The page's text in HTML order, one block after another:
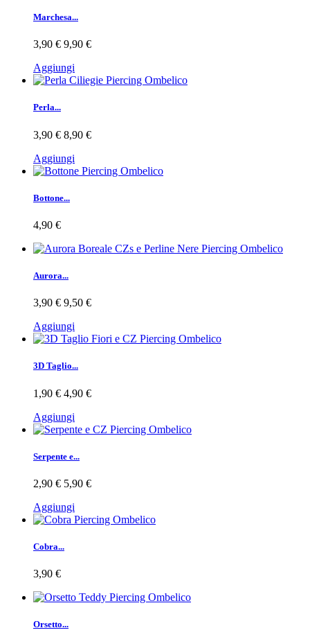
Marchesa...
3,90 € 9,90 €
Aggiungi
Perla...
3,90 € 8,90 €
Aggiungi
Bottone...
4,90 €
Aurora...
3,90 € 9,50 €
Aggiungi
3D Taglio...
1,90 € 4,90 €
Aggiungi
Serpente e...
2,90 € 5,90 €
Aggiungi
Cobra...
3,90 €
Orsetto...